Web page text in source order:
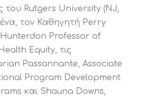
του Rutgers University (NJ,
τον Καθηγητή Perry
Professor of
Equity, τις
Passannante, Associate
Program Development
και Shauna Downs,